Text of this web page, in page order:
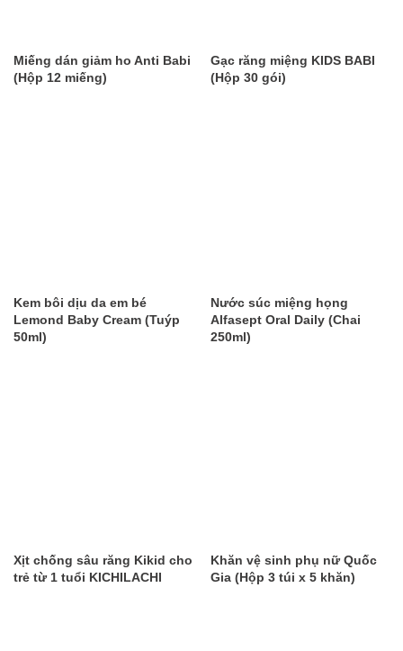
Miếng dán giảm ho Anti Babi
(Hộp 12 miếng)
Gạc răng miệng KIDS BABI
(Hộp 30 gói)
Kem bôi dịu da em bé
Lemond Baby Cream (Tuýp
50ml)
Nước súc miệng họng
Alfasept Oral Daily (Chai
250ml)
Xịt chống sâu răng Kikid cho
trẻ từ 1 tuổi KICHILACHI
Khăn vệ sinh phụ nữ Quốc
Gia (Hộp 3 túi x 5 khăn)